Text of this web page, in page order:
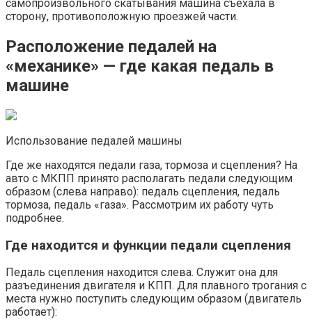
самопроизвольного скатывания машина съехала в
сторону, противоположную проезжей части.
Расположение педалей на
«механике» — где какая педаль в
машине
Использование педалей машины
Где же находятся педали газа, тормоза и сцепления? На
авто с МКПП принято располагать педали следующим
образом (слева направо): педаль сцепления, педаль
тормоза, педаль «газа». Рассмотрим их работу чуть
подробнее.
Где находится и функции педали сцепления
Педаль сцепления находится слева. Служит она для
разъединения двигателя и КПП. Для плавного трогания с
места нужно поступить следующим образом (двигатель
работает):